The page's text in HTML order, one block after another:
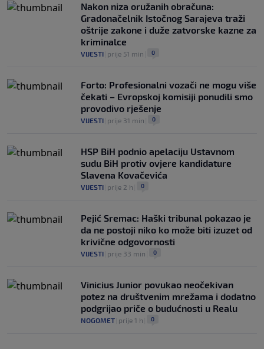
Nakon niza oružanih obračuna:
Gradonačelnik Istočnog Sarajeva traži
oštrije zakone i duže zatvorske kazne za
kriminalce
VIJESTI prije 51 min 0
Forto: Profesionalni vozači ne mogu više
čekati – Evropskoj komisiji ponudili smo
provodivo rješenje
VIJESTI prije 31 min 0
HSP BiH podnio apelaciju Ustavnom
sudu BiH protiv ovjere kandidature
Slavena Kovačevića
VIJESTI prije 2 h 0
Pejić Sremac: Haški tribunal pokazao je
da ne postoji niko ko može biti izuzet od
krivične odgovornosti
VIJESTI prije 33 min 0
Vinicius Junior povukao neočekivan
potez na društvenim mrežama i dodatno
podgrijao priče o budućnosti u Realu
NOGOMET prije 1 h 0